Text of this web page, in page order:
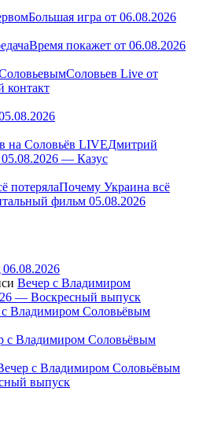
Большая игра от 06.08.2026
Время покажет от 06.08.2026
Соловьев Live от
Дмитрий
— Казус
Почему Украина всё
фильм 05.08.2026
06.08.2026
Вечер с Владимиром
— Воскресный выпуск
с Владимиром Соловьёвым
с Владимиром Соловьёвым
с Владимиром Соловьёвым
выпуск